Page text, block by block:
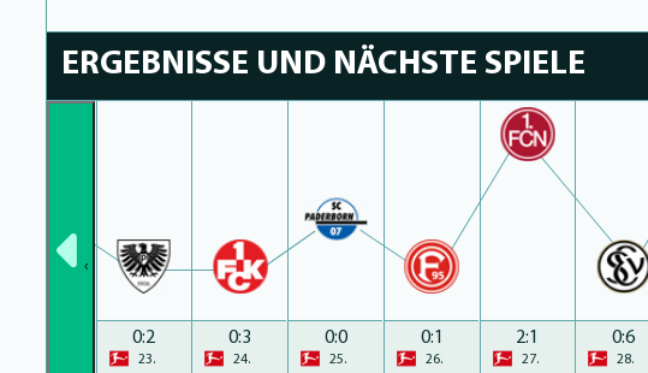
ERGEBNISSE UND NÄCHSTE SPIELE
0:2
23.
0:3
24.
0:0
25.
0:1
26.
2:1
27.
0:6
28.
‹